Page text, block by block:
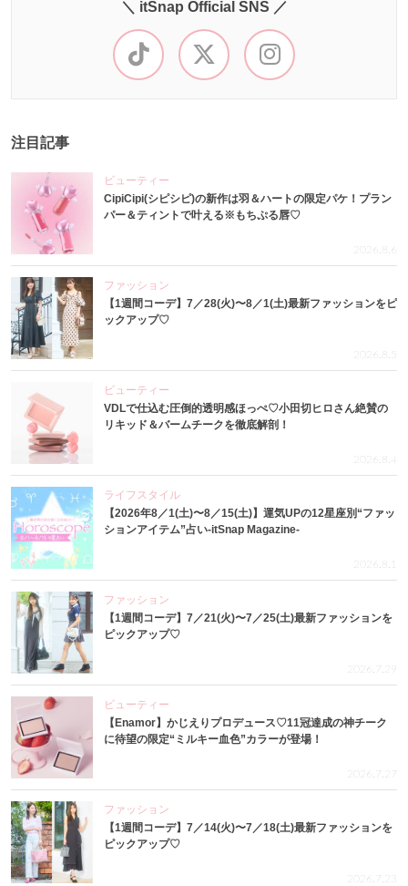
＼ itSnap Official SNS ／
注目記事
ビューティー
CipiCipi(シピシピ)の新作は羽＆ハートの限定パケ！プラン
パー＆ティントで叶える※もちぷる唇♡
2026.8.6
ファッション
【1週間コーデ】7／28(火)〜8／1(土)最新ファッションをピ
ックアップ♡
2026.8.5
ビューティー
VDLで仕込む圧倒的透明感ほっぺ♡小田切ヒロさん絶賛の
リキッド＆バームチークを徹底解剖！
2026.8.4
ライフスタイル
【2026年8／1(土)〜8／15(土)】運気UPの12星座別“ファッ
ションアイテム”占い-itSnap Magazine-
2026.8.1
ファッション
【1週間コーデ】7／21(火)〜7／25(土)最新ファッションを
ピックアップ♡
2026.7.29
ビューティー
【Enamor】かじえりプロデュース♡11冠達成の神チーク
に待望の限定“ミルキー血色”カラーが登場！
2026.7.27
ファッション
【1週間コーデ】7／14(火)〜7／18(土)最新ファッションを
ピックアップ♡
2026.7.23